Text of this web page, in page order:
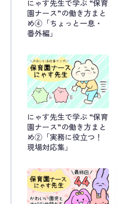
にゃす先生で学ぶ “保育
園ナース”の働き方まと
め④「ちょっと一息・
番外編」
にゃす先生で学ぶ “保育
園ナース”の働き方まと
め②「実務に役立つ！
現場対応集」